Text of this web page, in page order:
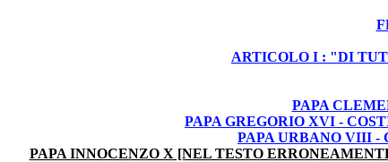
ARTICOLO I : "DI
PAPA
PAPA GREGORIO XVI -
PAPA URBANO VIII -
PAPA INNOCENZO X [NEL TESTO